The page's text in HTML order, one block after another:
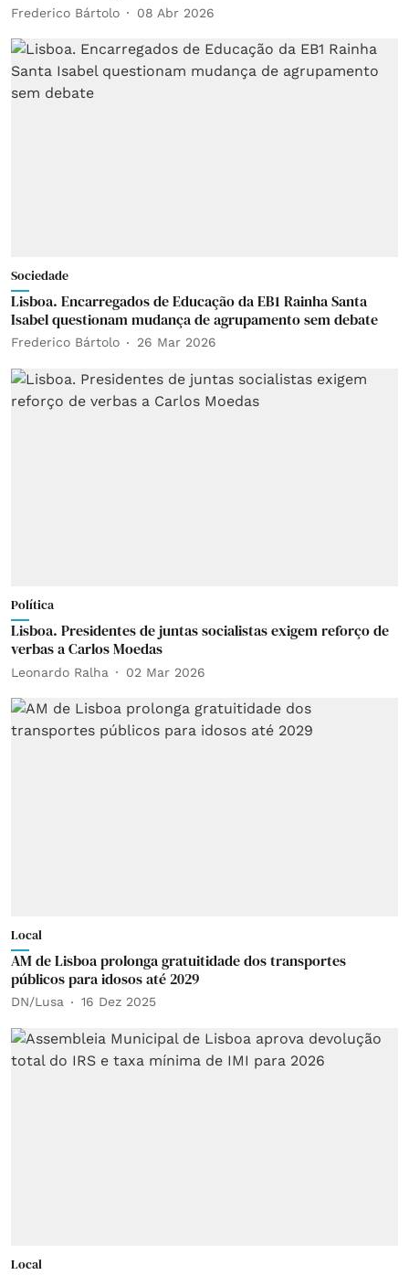
Frederico Bártolo 08 Abr 2026
Sociedade
Lisboa. Encarregados de Educação da EB1 Rainha Santa
Isabel questionam mudança de agrupamento sem debate
Frederico Bártolo 26 Mar 2026
Política
Lisboa. Presidentes de juntas socialistas exigem reforço de
verbas a Carlos Moedas
Leonardo Ralha 02 Mar 2026
Local
AM de Lisboa prolonga gratuitidade dos transportes
públicos para idosos até 2029
DN/Lusa 16 Dez 2025
Local